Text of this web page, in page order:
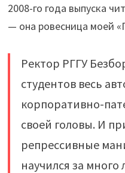
2008-го года выпуска
— она ровесница моей
Ректор РГГУ
студентов весь
корпоративно-
своей головы. И
репрессивные
научился за много